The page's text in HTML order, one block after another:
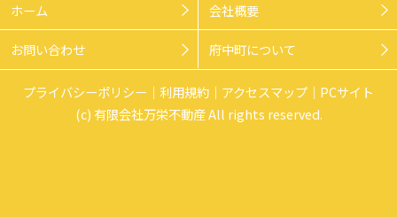
ホーム 会社概要
お問い合わせ 府中町について
プライバシーポリシー 利用規約 アクセスマップ
PCサイト
(c) 有限会社万栄不動産 All rights reserved.